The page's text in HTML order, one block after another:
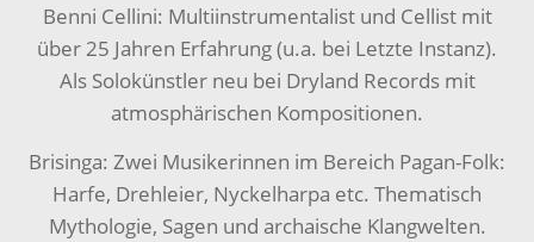
Benni Cellini: Multiinstrumentalist und Cellist mit
über 25 Jahren Erfahrung (u.a. bei Letzte Instanz).
Als Solokünstler neu bei Dryland Records mit
atmosphärischen Kompositionen.
Brisinga: Zwei Musikerinnen im Bereich Pagan-Folk:
Harfe, Drehleier, Nyckelharpa etc. Thematisch
Mythologie, Sagen und archaische Klangwelten.